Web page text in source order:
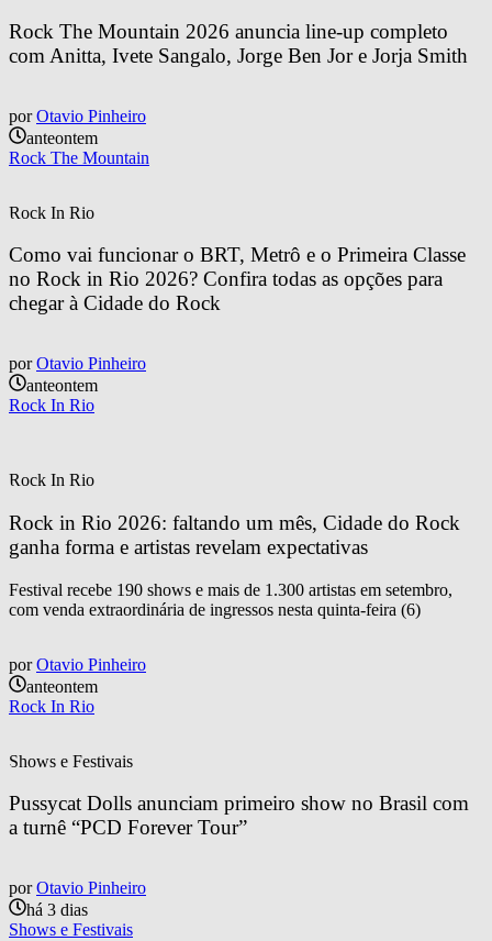
Rock The Mountain 2026 anuncia line-up completo
com Anitta, Ivete Sangalo, Jorge Ben Jor e Jorja Smith
por Otavio Pinheiro
anteontem
Rock The Mountain
Rock In Rio
Como vai funcionar o BRT, Metrô e o Primeira Classe
no Rock in Rio 2026? Confira todas as opções para
chegar à Cidade do Rock
por Otavio Pinheiro
anteontem
Rock In Rio
Rock In Rio
Rock in Rio 2026: faltando um mês, Cidade do Rock
ganha forma e artistas revelam expectativas
Festival recebe 190 shows e mais de 1.300 artistas em setembro,
com venda extraordinária de ingressos nesta quinta-feira (6)
por Otavio Pinheiro
anteontem
Rock In Rio
Shows e Festivais
Pussycat Dolls anunciam primeiro show no Brasil com
a turnê “PCD Forever Tour”
por Otavio Pinheiro
há 3 dias
Shows e Festivais